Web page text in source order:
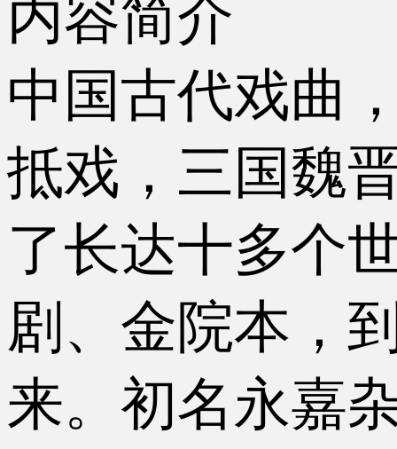
内容简介
中国古代戏曲
抵戏，三国魏
了长达十多个
剧、金院本，
来。初名永嘉